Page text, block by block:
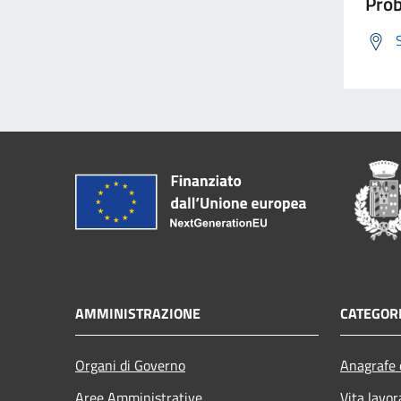
AMMINISTRAZIONE
Organi di Governo